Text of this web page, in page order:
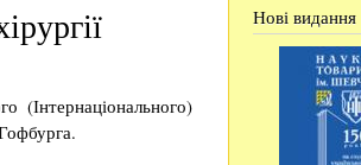
(Інтернаціонального)
Нові видання